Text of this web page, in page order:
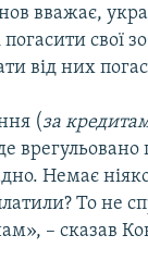
вважає,
погасити
від них
(за
Немає
То не
– сказав